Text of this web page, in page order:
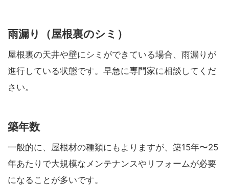
雨漏り（屋根裏のシミ）
屋根裏の天井や壁にシミができている場合、雨漏りが
進行している状態です。早急に専門家に相談してくだ
さい。
築年数
一般的に、屋根材の種類にもよりますが、築15年〜25
年あたりで大規模なメンテナンスやリフォームが必要
になることが多いです。